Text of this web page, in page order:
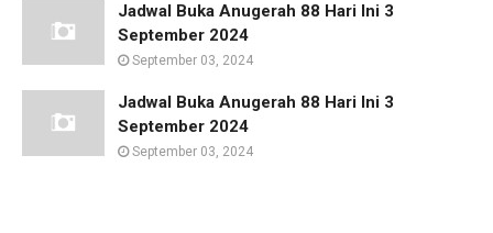
Jadwal Buka Anugerah 88 Hari Ini 3
September 2024
September 03, 2024
Jadwal Buka Anugerah 88 Hari Ini 3
September 2024
September 03, 2024